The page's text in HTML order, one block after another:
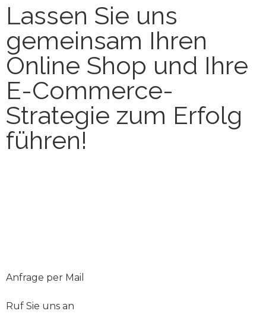
Lassen Sie uns
gemeinsam Ihren
Online Shop und Ihre
E-Commerce-
Strategie zum Erfolg
führen!
Anfrage per Mail
Ruf Sie uns an